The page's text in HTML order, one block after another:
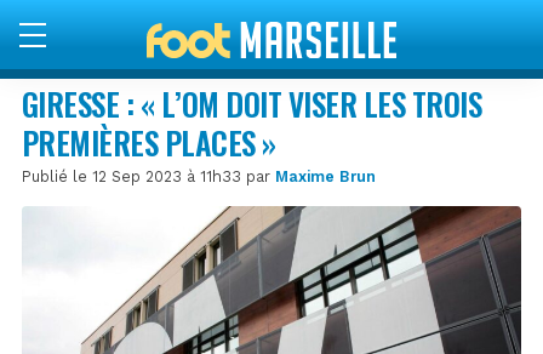
GIRESSE : « L’OM DOIT VISER LES TROIS
PREMIÈRES PLACES »
Publié le 12 Sep 2023 à 11h33 par Maxime Brun